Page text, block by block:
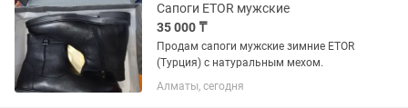
Сапоги ETOR мужские
35 000 ₸
Продам сапоги мужские зимние ETOR
(Турция) с натуральным мехом.
Алматы, сегодня